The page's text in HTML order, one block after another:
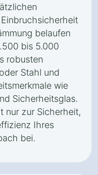
belaufen
bis 5.000
robusten
Stahl und
wie
Sicherheitsglas.
nur zur Sicherheit,
Ihres
bei.